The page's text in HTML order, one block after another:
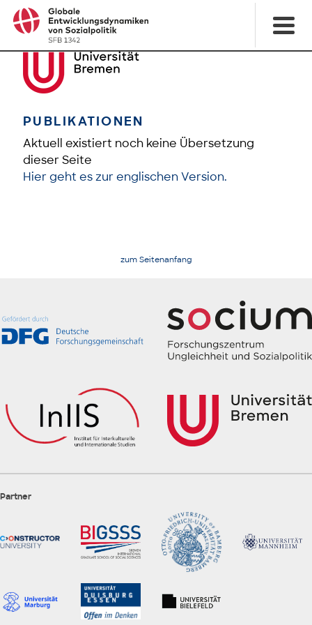
PUBLIKATIONEN
Aktuell existiert noch keine Übersetzung
dieser Seite
Hier geht es zur englischen Version.
zum Seitenanfang
Partner